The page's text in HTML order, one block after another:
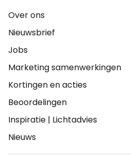
Over ons
Nieuwsbrief
Jobs
Marketing samenwerkingen
Kortingen en acties
Beoordelingen
Inspiratie | Lichtadvies
Nieuws